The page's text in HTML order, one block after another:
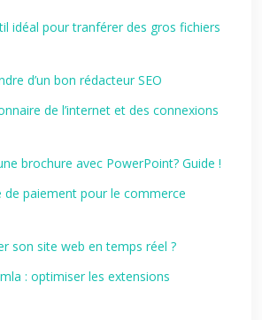
idéal pour tranférer des gros fichiers
d’un bon rédacteur SEO
de l’internet et des connexions
brochure avec PowerPoint? Guide !
de paiement pour le commerce
son site web en temps réel ?
: optimiser les extensions